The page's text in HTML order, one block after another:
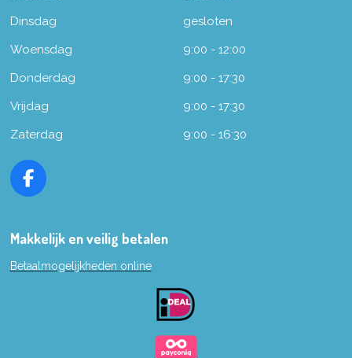
Dinsdag
gesloten
Woensdag
9:00 - 12:00
Donderdag
9:00 - 17:30
Vrijdag
9:00 - 17:30
Zaterdag
9:00 - 16:30
F
e
o
Makkelijk en veilig betalen
Betaalmogelijkheden online